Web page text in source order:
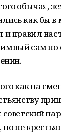
обычая,
как бы в
и правил
сам по
как на
не